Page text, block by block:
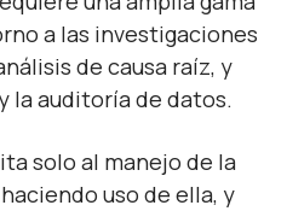
a las investigaciones
de causa raíz, y
la auditoría de datos.
solo al manejo de la
uso de ella, y